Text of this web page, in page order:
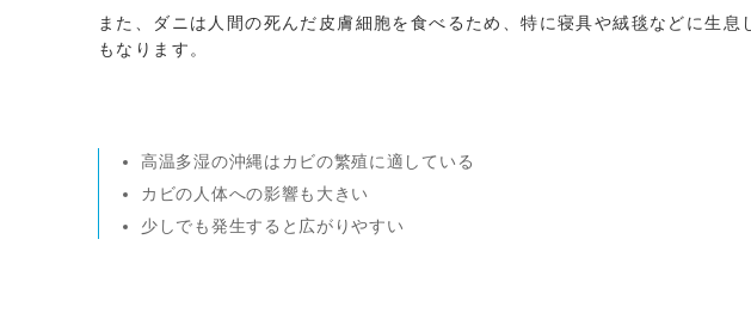
また、ダニは人間の死んだ皮膚細胞を食べるため、特に寝具や絨毯などに生息
もなります。
高温多湿の沖縄はカビの繁殖に適している
カビの人体への影響も大きい
少しでも発生すると広がりやすい